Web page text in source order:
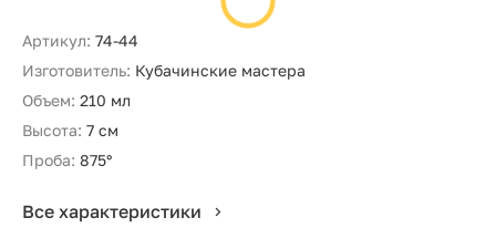
Артикул: 74-44
Изготовитель: Кубачинские мастера
Объем: 210 мл
Высота: 7 см
Проба: 875°
Все характеристики